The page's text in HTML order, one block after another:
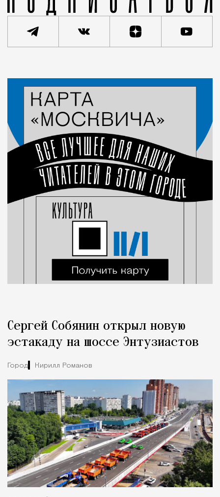
Новость
Город
Кирилл Романов
Сергей Собянин открыл новую
эстакаду на шоссе Энтузиастов
Город Кирилл Романов